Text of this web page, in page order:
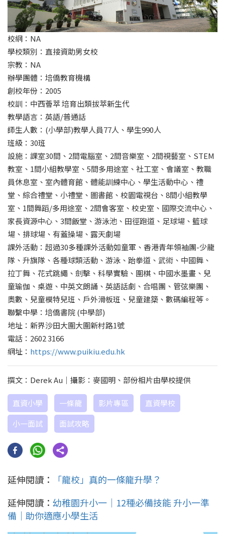
校網：NA
學校類別：直接資助男女校
宗教：NA
辦學團體：培僑教育機構
創校年份：2005
校訓：中西薈萃 培育出類拔萃新生代
教學語言：英語/普通話
師生人數：(小學部)教學人員77人、學生990人
班級：30班
設施：課室30間、2間電腦室、2間音樂室、2間視藝室、STEM
教室、1間小組教學室、5間多用途室、社工室、會議室、教職
員休息室、室內體育館、體能訓練中心、學生活動中心、禮
堂、綜合禮堂、小禮堂、圖書館、校園電視台、8間小組教學
室、1間舞蹈/多用途室、2間會客室、校史室、國際交流中心、
家長資源中心、3間飯堂、游泳池、田徑跑道、足球場、籃球
場、排球場、有蓋操場、露天劇場
課外活動：超過30多種課外活動如童軍、香港青年領袖團-少龍
隊、升旗隊、各種球類活動、游泳、跆拳道、武術、中國舞、
拉丁舞、花式跳繩、劍擊、科學實驗、圍棋、中國水墨畫、兒
童瑜伽、桌遊、中英文朗誦、英語話劇、合唱團、管弦樂團、
奧數、兒童模特兒班、戶外滑板班、兒童建築、數碼編程等。
聯繫中學：培僑書院 (中學部)
地址：新界沙田大圍大圍新村路1號
電話：2602 3166
網址： https://www.puikiu.edu.hk
撰文：Derek Au｜攝影：麥國明、部份相片由學校提供
直資小學 一條龍 影片專區
直資學校
小一面試
面試攻略
延伸閱讀：
「龍校」真的一條龍升學？
延伸閱讀： 幼稚園升小一｜12種必備技能 升小一準
備｜助你適應小學生活